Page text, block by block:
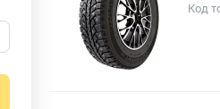
Код